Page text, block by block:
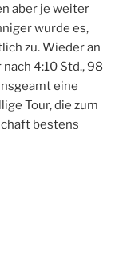
aber je weiter
wurde es,
zu. Wieder an
4:10 Std., 98
eine
Tour, die zum
bestens